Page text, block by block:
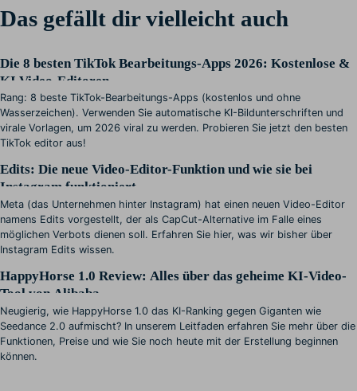
Das gefällt dir vielleicht auch
Die 8 besten TikTok Bearbeitungs-Apps 2026: Kostenlose &
KI Video-Editoren
Rang: 8 beste TikTok-Bearbeitungs-Apps (kostenlos und ohne
Wasserzeichen). Verwenden Sie automatische KI-Bildunterschriften und
virale Vorlagen, um 2026 viral zu werden. Probieren Sie jetzt den besten
TikTok editor aus!
Edits: Die neue Video-Editor-Funktion und wie sie bei
Instagram funktioniert
Meta (das Unternehmen hinter Instagram) hat einen neuen Video-Editor
namens Edits vorgestellt, der als CapCut-Alternative im Falle eines
möglichen Verbots dienen soll. Erfahren Sie hier, was wir bisher über
Instagram Edits wissen.
HappyHorse 1.0 Review: Alles über das geheime KI-Video-
Tool von Alibaba
Neugierig, wie HappyHorse 1.0 das KI-Ranking gegen Giganten wie
Seedance 2.0 aufmischt? In unserem Leitfaden erfahren Sie mehr über die
Funktionen, Preise und wie Sie noch heute mit der Erstellung beginnen
können.